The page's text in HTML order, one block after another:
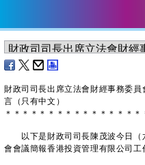
財政司司長出席立法會財經事務委
言（只有中文）
＊ ＊ ＊ ＊ ＊ ＊ ＊ ＊ ＊ ＊ ＊ ＊ ＊ ＊ ＊ ＊
以下是財政司司長陳茂波今日（
會會議簡報香港投資管理有限公司工